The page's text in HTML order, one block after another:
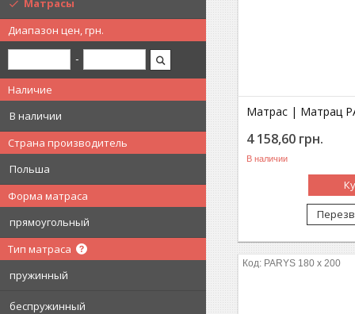
Матрасы
Диапазон цен, грн.
Наличие
В наличии
Страна производитель
Польша
Форма матраса
прямоугольный
Тип матраса
пружинный
беспружинный
Матрас | Матрац
4 158,60 грн.
В наличии
PARYS 180 x 200